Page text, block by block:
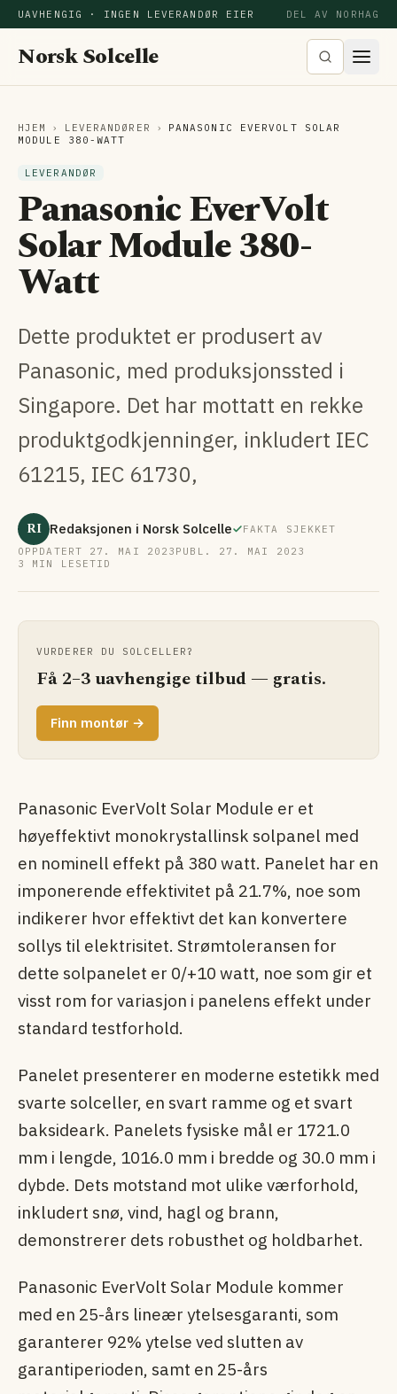
UAVHENGIG · INGEN LEVERANDØR EIER DEL AV NORHAG
Norsk Solcelle
HJEM › LEVERANDØRER ›
PANASONIC EVERVOLT SOLAR
MODULE 380-WATT
LEVERANDØR
Panasonic EverVolt
Solar Module 380-
Watt
Dette produktet er produsert av
Panasonic, med produksjonssted i
Singapore. Det har mottatt en rekke
produktgodkjenninger, inkludert IEC
61215, IEC 61730,
RI Redaksjonen i Norsk Solcelle
FAKTA SJEKKET
OPPDATERT 27. MAI 2023 PUBL. 27. MAI 2023
3 MIN LESETID
VURDERER DU SOLCELLER?
Få 2–3 uavhengige tilbud — gratis.
Finn montør →
Panasonic EverVolt Solar Module er et
høyeffektivt monokrystallinsk solpanel med
en nominell effekt på 380 watt. Panelet har en
imponerende effektivitet på 21.7%, noe som
indikerer hvor effektivt det kan konvertere
sollys til elektrisitet. Strømtoleransen for
dette solpanelet er 0/+10 watt, noe som gir et
visst rom for variasjon i panelens effekt under
standard testforhold.
Panelet presenterer en moderne estetikk med
svarte solceller, en svart ramme og et svart
baksideark. Panelets fysiske mål er 1721.0
mm i lengde, 1016.0 mm i bredde og 30.0 mm i
dybde. Dets motstand mot ulike værforhold,
inkludert snø, vind, hagl og brann,
demonstrerer dets robusthet og holdbarhet.
Panasonic EverVolt Solar Module kommer
med en 25-års lineær ytelsesgaranti, som
garanterer 92% ytelse ved slutten av
garantiperioden, samt en 25-års